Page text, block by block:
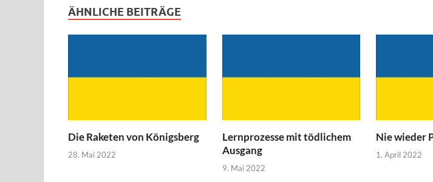
ÄHNLICHE BEITRÄGE
Die Raketen von Königsberg
28. Mai 2022
Lernprozesse mit tödlichem
Ausgang
9. Mai 2022
Nie wieder
1. April 2022